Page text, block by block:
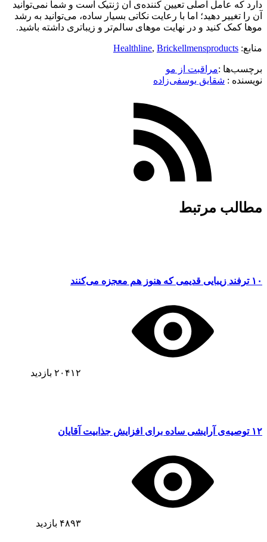
دارد که عامل اصلی تعیین کننده‌ی آن ژنتیک است و شما نمی‌توانید
آن را تغییر دهید؛ اما با رعایت نکاتی بسیار ساده، می‌توانید به رشد
موها کمک کنید و در نهایت موهای سالم‌تر و زیباتری داشته باشید.
منابع: Healthline, Brickellmensproducts
برچسب‌ها :مراقبت از مو
نویسنده :‌ شقایق یوسفی‌زاده
مطالب مرتبط
۱۰ ترفند زیبایی قدیمی که هنوز هم معجزه می‌کنند
۲۰۴۱۲ بازدید
۱۲ توصیه‌ی آرایشی ساده برای افزایش جذابیت آقایان
۴۸۹۳ بازدید